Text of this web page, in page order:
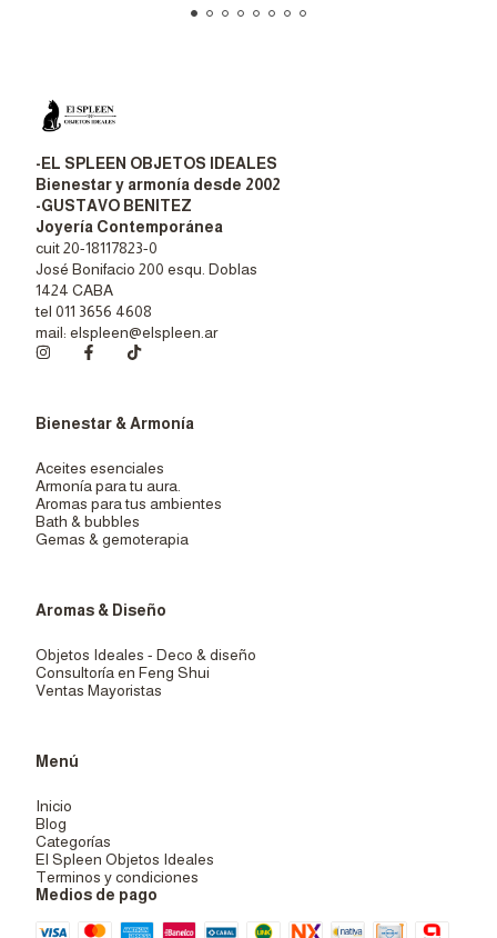
-EL SPLEEN OBJETOS IDEALES
Bienestar y armonía desde 2002
-GUSTAVO BENITEZ
Joyería Contemporánea
cuit 20-18117823-0
José Bonifacio 200 esqu. Doblas
1424 CABA
tel 011 3656 4608
mail: elspleen@elspleen.ar
Bienestar & Armonía
Aceites esenciales
Armonía para tu aura.
Aromas para tus ambientes
Bath & bubbles
Gemas & gemoterapia
Aromas & Diseño
Objetos Ideales - Deco & diseño
Consultoría en Feng Shui
Ventas Mayoristas
Menú
Inicio
Blog
Categorías
El Spleen Objetos Ideales
Terminos y condiciones
Medios de pago